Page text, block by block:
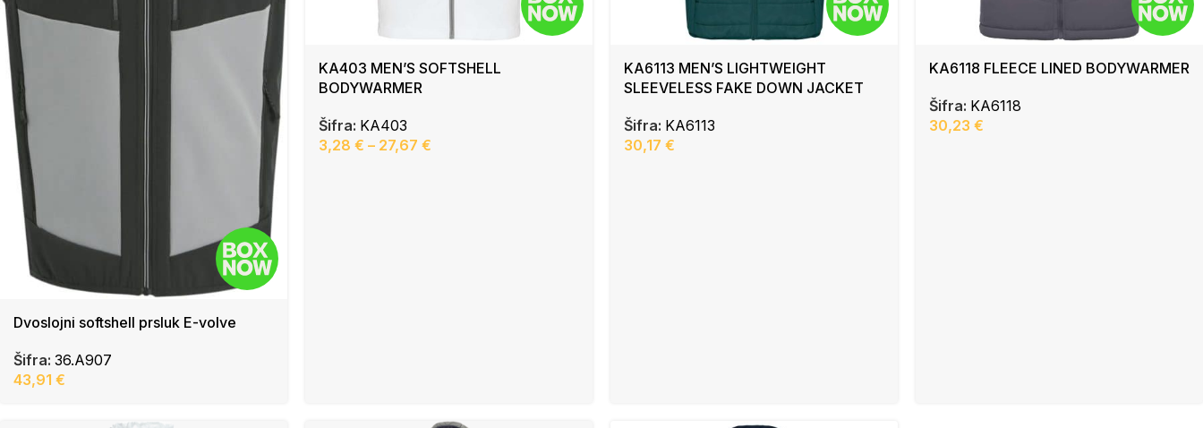
Dvoslojni softshell prsluk E-volve
Šifra: 36.A907
43,91 €
KA403 MEN’S SOFTSHELL
BODYWARMER
Šifra: KA403
3,28 € – 27,67 €
KA6113 MEN’S LIGHTWEIGHT
SLEEVELESS FAKE DOWN JACKET
Šifra: KA6113
30,17 €
KA6118 FLEECE LINED BODYWARMER
Šifra: KA6118
30,23 €